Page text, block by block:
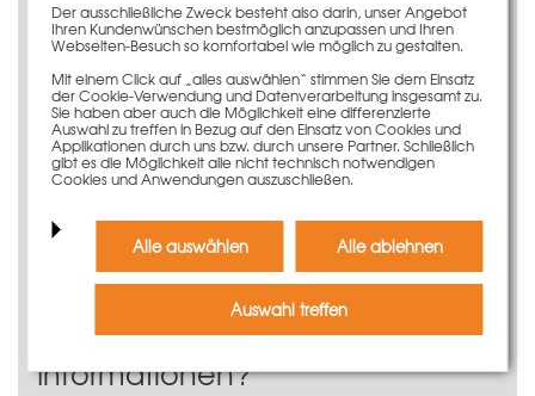
Die Trapezträger-Rundschalung
TTR
Die stufenlos radienverstellbare Trapezträger-
Rundschalung TTR steht für perfekte und verlässliche
Rundheit und Maßhaltigkeit - und ist damit eine der
besten und zuverlässigsten Rundschalungen auf dem
Markt. Wie alle PASCHAL Systemschalungen überzeugt
auch die TTR durch ihre ausgewogene
Elementsortierung und das ideale Angebot an
Segmenthöhen, mit denen Sie immer eine
praxisgerechte Schalhöhe erreichen.
Sie benötigen weitere
Informationen?
Der ausschließliche Zweck besteht also darin, unser Angebot
Ihren Kundenwünschen bestmöglich anzupassen und Ihren
Webseiten-Besuch so komfortabel wie möglich zu gestalten.
Mit einem Click auf „alles auswählen“ stimmen Sie dem Einsatz
der Cookie-Verwendung und Datenverarbeitung insgesamt zu.
Sie haben aber auch die Möglichkeit eine differenzierte
Auswahl zu treffen in Bezug auf den Einsatz von Cookies und
Applikationen durch uns bzw. durch unsere Partner. Schließlich
gibt es die Möglichkeit alle nicht technisch notwendigen
Cookies und Anwendungen auszuschließen.
Alle auswählen Alle ablehnen
Auswahl treffen